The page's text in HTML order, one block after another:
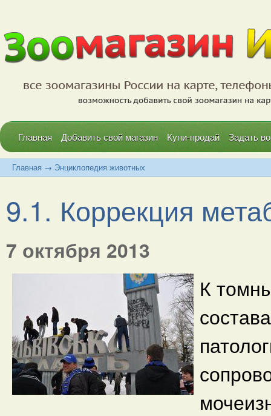
Главная Добавить свой магазин Купи-продай Задать
Главная → Энциклопедия животных
9.1. Коррекция
7 октября 2013
К